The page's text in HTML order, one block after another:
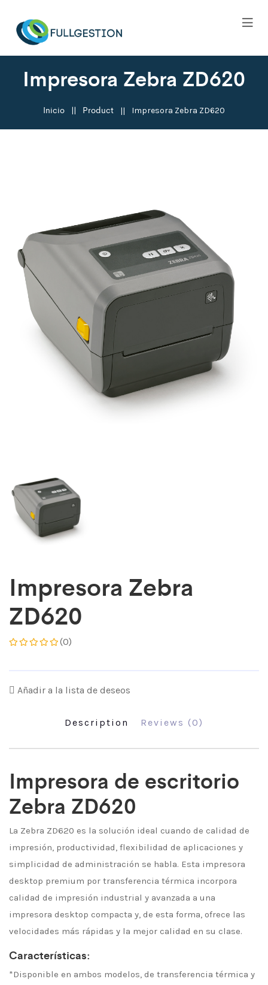
Impresora Zebra ZD620
Inicio Product Impresora Zebra ZD620
Impresora Zebra
ZD620
(0)
Añadir a la lista de deseos
Description Reviews (0)
Impresora de escritorio
Zebra ZD620
La Zebra ZD620 es la solución ideal cuando de calidad de
impresión, productividad, flexibilidad de aplicaciones y
simplicidad de administración se habla. Esta impresora
desktop premium por transferencia térmica incorpora
calidad de impresión industrial y avanzada a una
impresora desktop compacta y, de esta forma, ofrece las
velocidades más rápidas y la mejor calidad en su clase.
Características:
*Disponible en ambos modelos, de transferencia térmica y